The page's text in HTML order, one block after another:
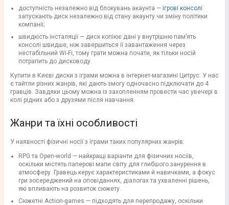
доступність незалежно від блокувань акаунта — ігрові консолі
запускають диск незалежно від стану акаунту чи зміну політики
компанії;
швидкість інсталяції — диск копіює дані у внутрішню пам’ять
консолі швидше, ніж завершиться її завантаження через
нестабільний Wi-Fi, тому грати можна почати, як тільки носій
потрапить до дисководу.
Купити в Києві диски з іграми можна в інтернет-магазині Цитрус. У нас
є тайтли різних жанрів, які дають змогу одночасно підключати до 4
гравців. Завдяки цьому можна із захопленням провести час увечері в
колі рідних або з друзями після навчання.
Жанри та їхні особливості
У наявності фізичні носії з іграми таких популярних жанрів:
RPG та Open-world — найкращі варіанти для фізичних носіїв,
оскільки містять паперові мапи світу для глибшого занурення в
атмосферу. Гравець керує характеристиками й навичками, а фокус
гри зосереджений на оповіданнях, діалогах та ухваленні рішень,
які впливають на розвиток сюжету.
Сюжетні Action-games — підходять для перепродажу, оскільки